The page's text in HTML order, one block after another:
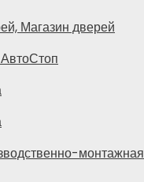
Магазин дверей
монтажная